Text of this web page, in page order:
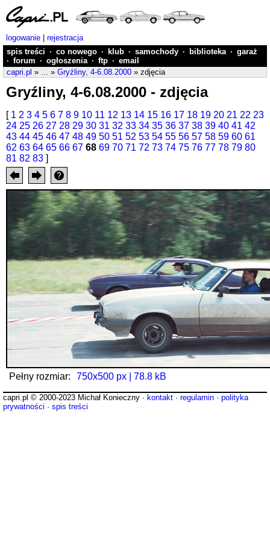
logowanie
rejestracja
spis treści · co nowego · klub · samochody · biblioteka · garaż
· forum · ogłoszenia · ftp · email
capri.pl » ... » Gryźliny, 4-6.08.2000 » zdjęcia
Gryźliny, 4-6.08.2000 - zdjęcia
[ 1 2 3 4 5 6 7 8 9 10 11 12 13 14 15 16 17 18 19 20 21 22 23
24 25 26 27 28 29 30 31 32 33 34 35 36 37 38 39 40 41 42
43 44 45 46 47 48 49 50 51 52 53 54 55 56 57 58 59 60 61
62 63 64 65 66 67 68 69 70 71 72 73 74 75 76 77 78 79 80
81 82 83 ]
Pełny rozmiar: 750x500 px | 78.8 kB
capri.pl © 2000-2023 Michał Konieczny · kontakt · regulamin · polityka
prywatności · spis treści